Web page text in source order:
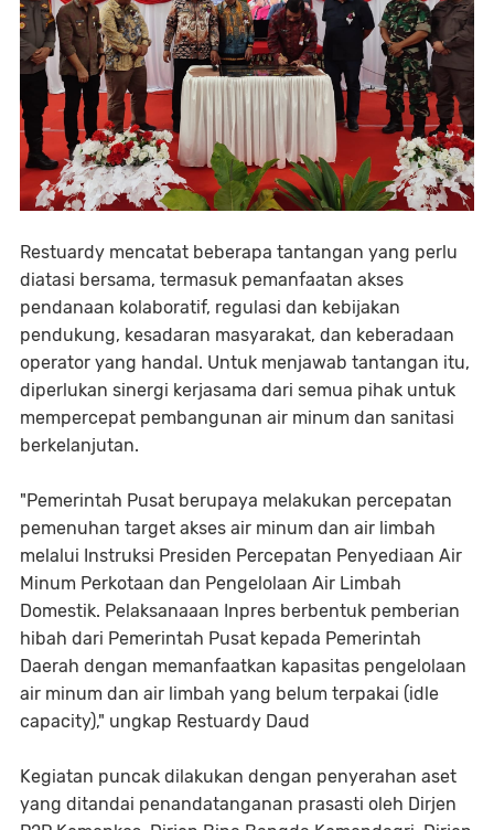
Restuardy mencatat beberapa tantangan yang perlu
diatasi bersama, termasuk pemanfaatan akses
pendanaan kolaboratif, regulasi dan kebijakan
pendukung, kesadaran masyarakat, dan keberadaan
operator yang handal. Untuk menjawab tantangan itu,
diperlukan sinergi kerjasama dari semua pihak untuk
mempercepat pembangunan air minum dan sanitasi
berkelanjutan.
"Pemerintah Pusat berupaya melakukan percepatan
pemenuhan target akses air minum dan air limbah
melalui Instruksi Presiden Percepatan Penyediaan Air
Minum Perkotaan dan Pengelolaan Air Limbah
Domestik. Pelaksanaaan Inpres berbentuk pemberian
hibah dari Pemerintah Pusat kepada Pemerintah
Daerah dengan memanfaatkan kapasitas pengelolaan
air minum dan air limbah yang belum terpakai (idle
capacity)," ungkap Restuardy Daud
Kegiatan puncak dilakukan dengan penyerahan aset
yang ditandai penandatanganan prasasti oleh Dirjen